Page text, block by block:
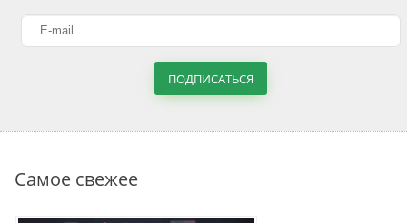
ПОДПИСАТЬСЯ
Самое свежее